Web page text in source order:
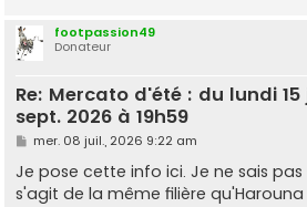
footpassion49
Donateur
Re: Mercato d'été : du lundi
sept. 2026 à 19h59
M
s
s
a
mer. 08 juil., 2026 9:22 am
Je pose cette info ici. Je ne sais pas
s'agit de la même filière